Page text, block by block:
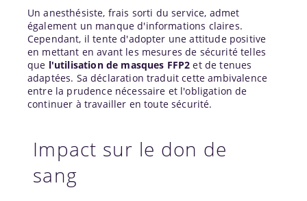
Un anesthésiste, frais sorti du service, admet
également un manque d'informations claires.
Cependant, il tente d'adopter une attitude positive
en mettant en avant les mesures de sécurité telles
que l'utilisation de masques FFP2 et de tenues
adaptées. Sa déclaration traduit cette ambivalence
entre la prudence nécessaire et l'obligation de
continuer à travailler en toute sécurité.
Impact sur le don de
sang